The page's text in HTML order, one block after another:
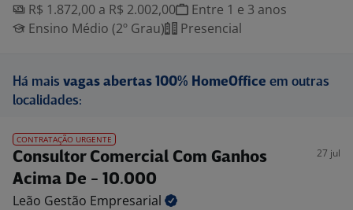
R$ 1.872,00 a R$ 2.002,00
Entre 1 e 3 anos
Ensino Médio (2º Grau)
Presencial
Há mais vagas abertas 100% HomeOffice em outras
localidades:
CONTRATAÇÃO URGENTE
Consultor Comercial Com Ganhos
Acima De - 10.000
27 jul
Leão Gestão Empresarial